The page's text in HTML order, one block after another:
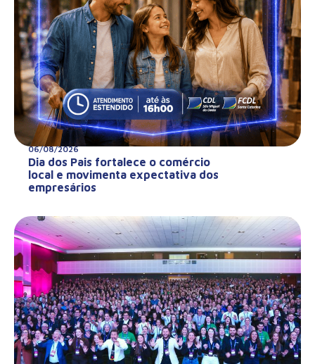
06/08/2026
Dia dos Pais fortalece o comércio
local e movimenta expectativa dos
empresários